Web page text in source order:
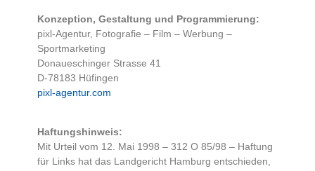
Konzeption, Gestaltung und Programmierung:
pixl-Agentur, Fotografie – Film – Werbung –
Sportmarketing
Donaueschinger Strasse 41
D-78183 Hüfingen
pixl-agentur.com
Haftungshinweis:
Mit Urteil vom 12. Mai 1998 – 312 O 85/98 – Haftung
für Links hat das Landgericht Hamburg entschieden,